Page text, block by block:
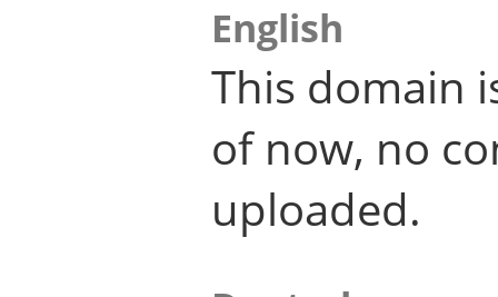
English
This domain
of now, no
uploaded.